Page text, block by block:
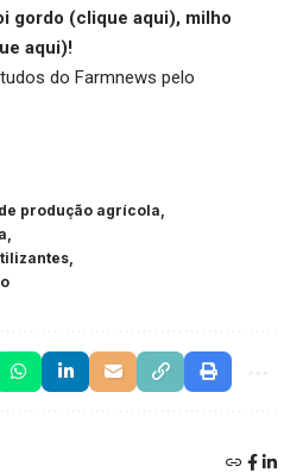
gordo (clique aqui), milho
aqui)!
do Farmnews pelo
produção agrícola